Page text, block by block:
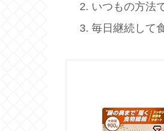
いつもの方法
毎日継続して